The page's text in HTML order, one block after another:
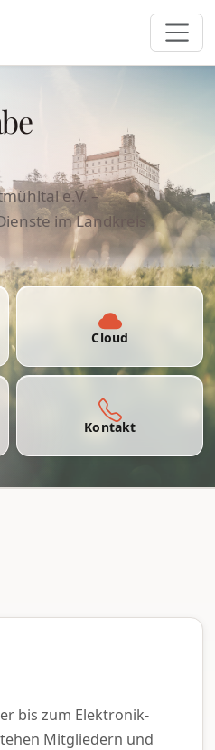
e.V. –
im Landkreis
Cloud
Kontakt
bis zum Elektronik-
Mitgliedern und